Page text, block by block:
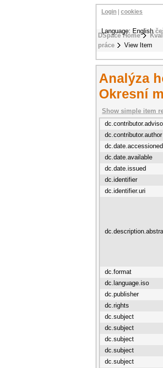
DSpace Home
práce
View Item
Login cookies
Language: English
Analýza
Okresní
Show simple item
dc.contributor.author
dc.date.accessioned
dc.date.available
dc.date.issued
dc.identifier
dc.identifier.uri
dc.format
dc.language.iso
dc.publisher
dc.rights
dc.subject
dc.subject
dc.subject
dc.subject
dc.subject